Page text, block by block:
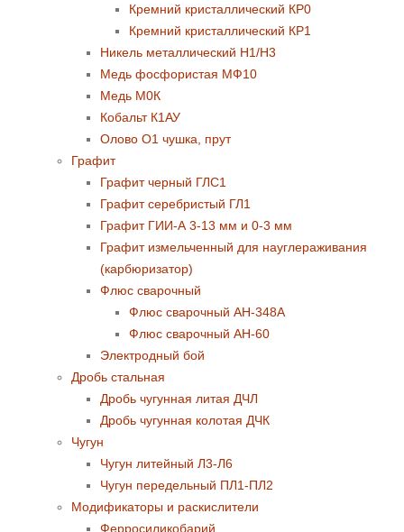
Кремний кристаллический КР0
Кремний кристаллический КР1
Никель металлический Н1/Н3
Медь фосфористая МФ10
Медь М0К
Кобальт К1АУ
Олово О1 чушка, прут
Графит
Графит черный ГЛС1
Графит серебристый ГЛ1
Графит ГИИ-А 3-13 мм и 0-3 мм
Графит измельченный для науглераживания
(карбюризатор)
Флюс сварочный
Флюс сварочный АН-348А
Флюс сварочный АН-60
Электродный бой
Дробь стальная
Дробь чугунная литая ДЧЛ
Дробь чугунная колотая ДЧК
Чугун
Чугун литейный Л3-Л6
Чугун передельный ПЛ1-ПЛ2
Модификаторы и раскислители
Ферросиликобарий